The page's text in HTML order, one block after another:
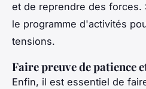
et de reprendre des forces.
le programme d'activités
tensions.
Faire preuve de patience
Enfin, il est essentiel de